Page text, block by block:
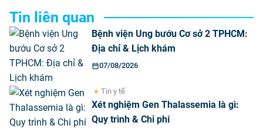
Tin liên quan
Bệnh viện Ung bướu Cơ sở 2 TPHCM:
Địa chỉ & Lịch khám
07/08/2026
Tin y tế
Xét nghiệm Gen Thalassemia là gì:
Quy trình & Chi phí